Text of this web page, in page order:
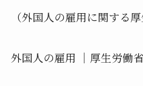
（外国人の雇用に関する
外国人の雇用 ｜厚生労働省